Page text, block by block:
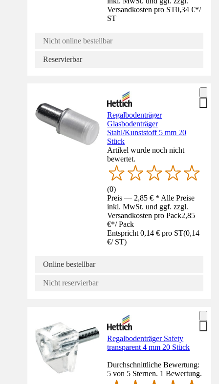
Versandkosten pro ST0,34 €*/
ST
Nicht online bestellbar
Reservierbar
Regalbodenträger
Glasbodenträger
Stahl/Kunststoff 5 mm 20
Stück
Artikel wurde noch nicht
bewertet.
(0)
Preis — 2,85 € * Alle Preise
inkl. MwSt. und ggf. zzgl.
Versandkosten pro Pack2,85
€*/ Pack
Entspricht 0,14 € pro ST(0,14
€/ ST)
Online bestellbar
Nicht reservierbar
Regalbodenträger Safety
transparent 4 mm 20 Stück
Durchschnittliche Bewertung:
5 von 5 Sternen. 1 Bewertung.